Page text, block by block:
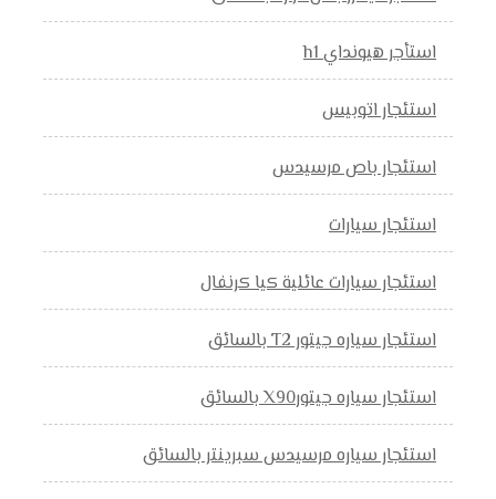
استأجر هيونداي h1
استئجار اتوبيس
استئجار باص مرسيدس
استئجار سيارات
استئجار سيارات عائلية كيا كرنفال
استئجار سياره جيتور T2 بالسائق
استئجار سياره جيتورX90 بالسائق
استئجار سياره مرسيدس سبرينتر بالسائق